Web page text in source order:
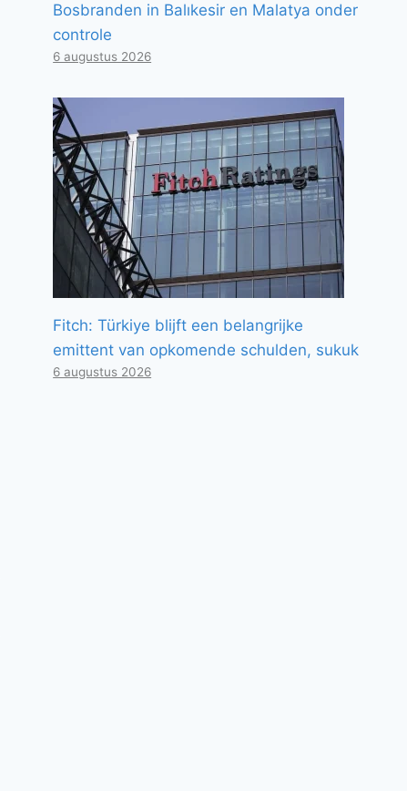
Bosbranden in Balıkesir en Malatya onder
controle
6 augustus 2026
Fitch: Türkiye blijft een belangrijke
emittent van opkomende schulden, sukuk
6 augustus 2026